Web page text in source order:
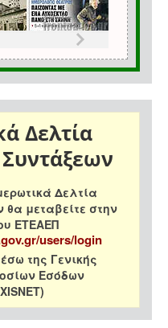
Δελτία
Δελτία
θα μεταβείτε στην
ΕΤΕΑΕΠ
users/login
της Γενικής
Εσόδων